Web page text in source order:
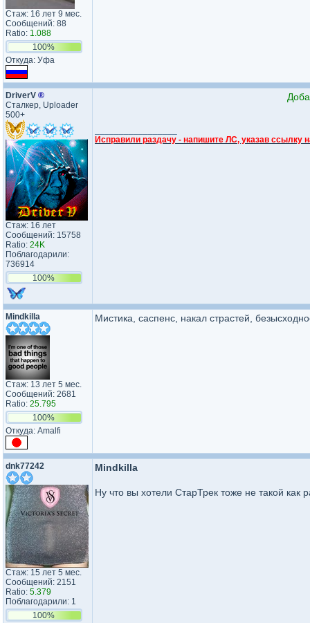
Стаж: 16 лет 9 мес.
Сообщений: 88
Ratio: 1.088
100%
Откуда: Уфа
DriverV ®
Сталкер, Uploader
500+
Стаж: 16 лет
Сообщений: 15758
Ratio: 24K
Поблагодарили:
736914
100%
Исправили раздачу - напишите ЛС, указав ссылку
Mindkilla
Стаж: 13 лет 5 мес.
Сообщений: 2681
Ratio: 25.795
100%
Откуда: Amalfi
Мистика, саспенс, накал страстей,
dnk77242
Стаж: 15 лет 5 мес.
Сообщений: 2151
Ratio: 5.379
Поблагодарили: 1
100%
Mindkilla
Ну что вы хотели СтарТрек тоже не такой